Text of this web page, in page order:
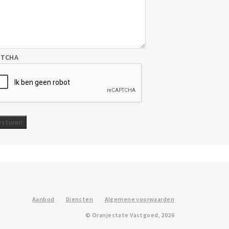
Aanbod Diensten Algemene voorwaarden
© Oranjestate Vastgoed, 2026